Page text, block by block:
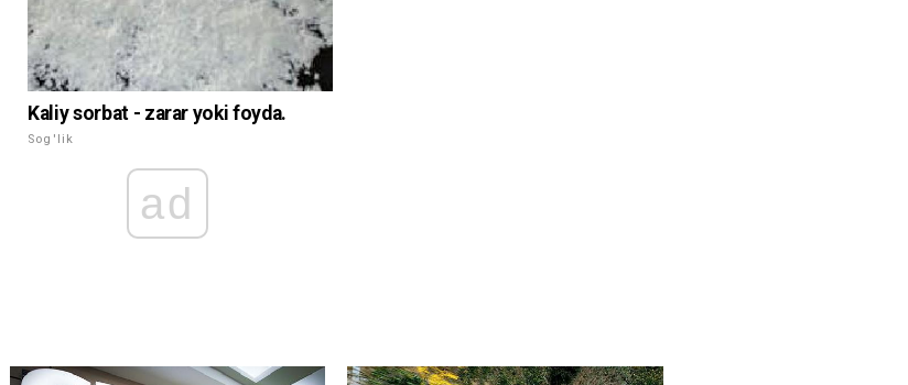
Kaliy sorbat - zarar yoki foyda.
Sog'lik
ad